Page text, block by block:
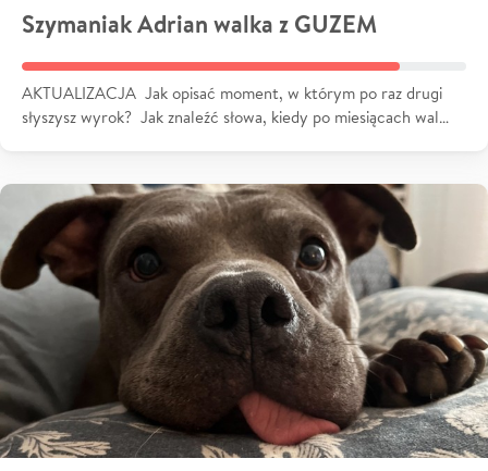
Szymaniak Adrian walka z GUZEM
AKTUALIZACJA Jak opisać moment, w którym po raz drugi
słyszysz wyrok? Jak znaleźć słowa, kiedy po miesiącach wal…